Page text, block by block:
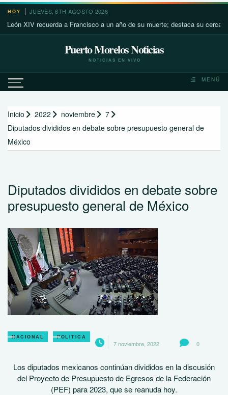
Saltar
contenido
HOY JUEVES, 6TH AGOSTO 2026
XIV recuerda a Francisco a un año de su muerte; destaca su cercanía
Puerto Morelos Noticias
NOTICIAS EN VIVO
MENÚ
Inicio 2022 noviembre
7
Diputados divididos en debate sobre presupuesto general de
México
Diputados divididos en debate sobre
presupuesto general de México
NACIONAL POLITICA
7 noviembre, 2022 0
Los diputados mexicanos continúan divididos en la discusión
del Proyecto de Presupuesto de Egresos de la Federación
(PEF) para 2023, que se reanuda hoy.